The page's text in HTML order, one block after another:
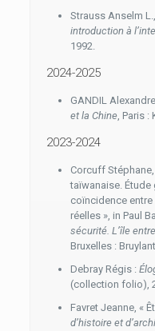
Strauss Anselm L.,
introduction à
1992.
2024-2025
GANDIL
et la Chine, Paris :
2023-2024
Corcuff
taïwanaise. Étude
coïncidence
réelles », in Paul
sécurité. L’île
Bruxelles :
Debray Régis :
(collection folio),
Favret Jeanne, «
d’histoire et